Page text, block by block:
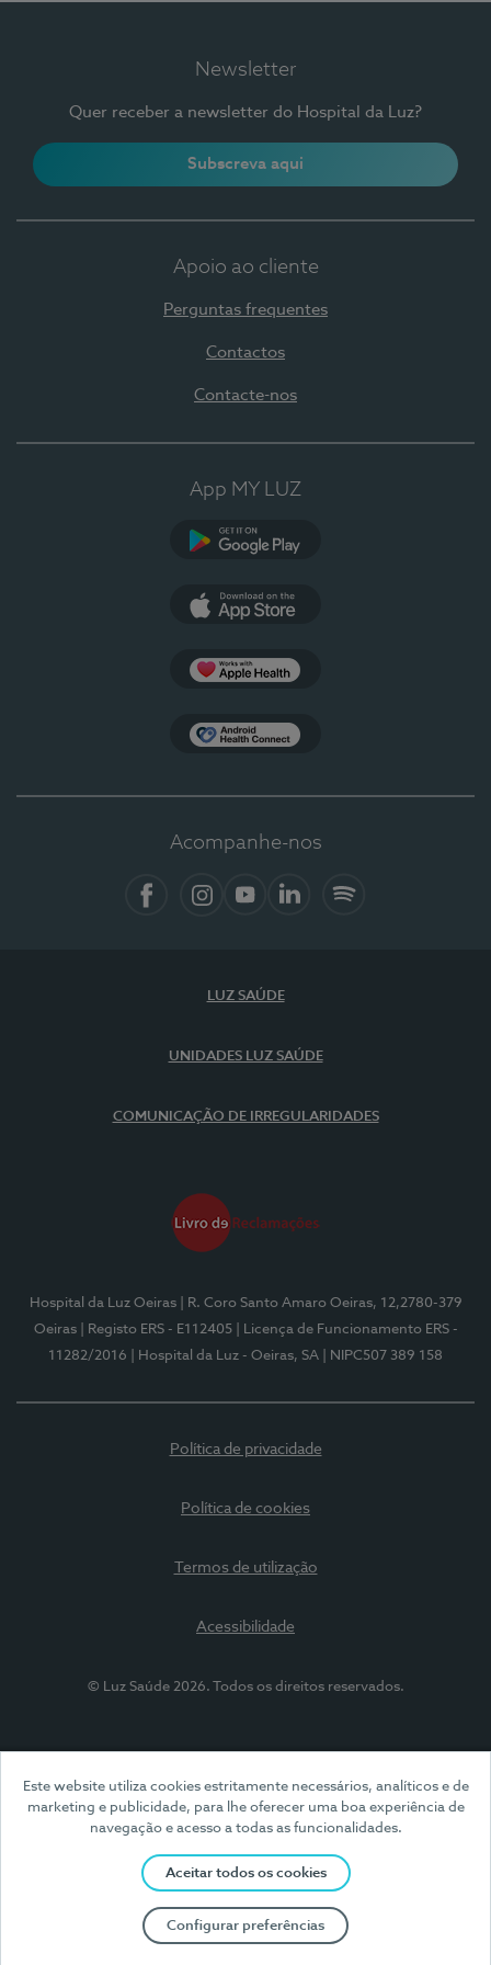
Este website utiliza cookies estritamente necessários, analíticos e de
marketing e publicidade, para lhe oferecer uma boa experiência de
navegação e acesso a todas as funcionalidades.
Aceitar todos os cookies
Configurar preferências
Newsletter
Quer receber a newsletter do Hospital da Luz?
Subscreva aqui
Apoio ao cliente
Perguntas frequentes
Contactos
Contacte-nos
App MY LUZ
Acompanhe-nos
LUZ SAÚDE
UNIDADES LUZ SAÚDE
COMUNICAÇÃO DE IRREGULARIDADES
Hospital da Luz Oeiras
| R. Coro Santo Amaro Oeiras, 12,2780-379
Oeiras
| Registo ERS - E112405
| Licença de Funcionamento ERS -
11282/2016
| Hospital da Luz - Oeiras, SA | NIPC507 389 158
Política de privacidade
Política de cookies
Termos de utilização
Acessibilidade
© Luz Saúde 2026. Todos os direitos reservados.